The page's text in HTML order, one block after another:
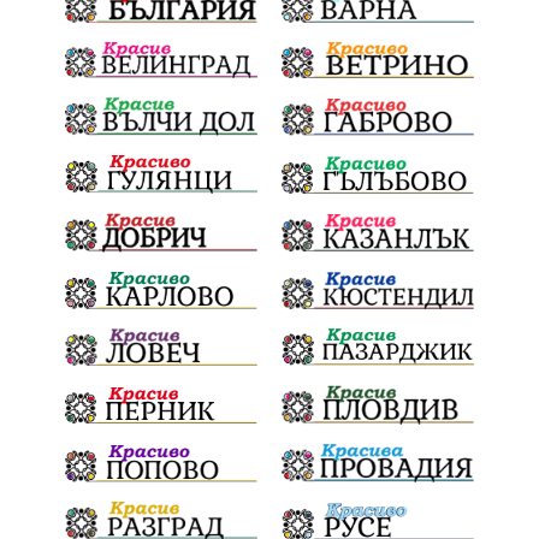
Плевенска филхармония Койнаре
Общински съвет Наркотици санкции
инвестиции Окръжен съд Лято 2025
културен календар подкрепа
Дарителска кампания театър
Българска армия Георги Парцалев
Радостин Василев Регионална библиотека
„Христо Смирненски“ напояване „Евровизия“
РДПБЗН спасителна акция
Проверка ВиК Плевен